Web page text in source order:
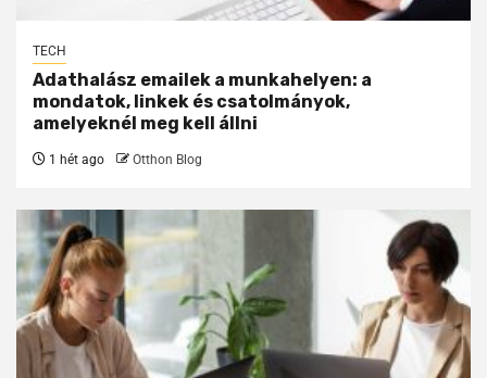
TECH
Adathalász emailek a munkahelyen: a
mondatok, linkek és csatolmányok,
amelyeknél meg kell állni
1 hét ago Otthon Blog